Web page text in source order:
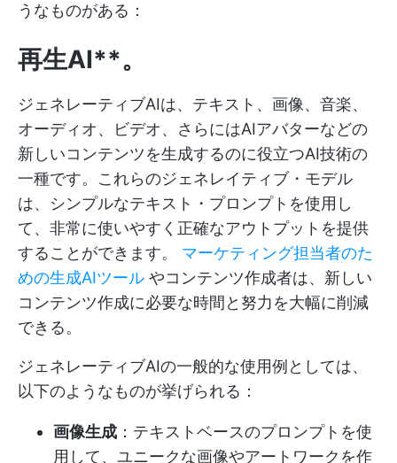
うなものがある：
再生AI**。
ジェネレーティブAIは、テキスト、画像、音楽、
オーディオ、ビデオ、さらにはAIアバターなどの
新しいコンテンツを生成するのに役立つAI技術の
一種です。これらのジェネレイティブ・モデル
は、シンプルなテキスト・プロンプトを使用し
て、非常に使いやすく正確なアウトプットを提供
することができます。 マーケティング担当者のた
めの生成AIツール やコンテンツ作成者は、新しい
コンテンツ作成に必要な時間と努力を大幅に削減
できる。
ジェネレーティブAIの一般的な使用例としては、
以下のようなものが挙げられる：
画像生成 ：テキストベースのプロンプトを使
用して、ユニークな画像やアートワークを作